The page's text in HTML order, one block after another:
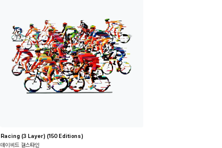
Racing (3 Layer) (150 Editions)
데이비드 걸스타인